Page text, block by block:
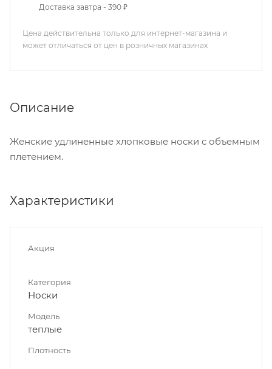
Доставка завтра - 390 ₽
Цена действительна только для интернет-магазина и
может отличаться от цен в розничных магазинах
Описание
Женские удлиненные хлопковые носки с объемным
плетением.
Характеристики
Акция
Категория
Носки
Модель
теплые
Плотность